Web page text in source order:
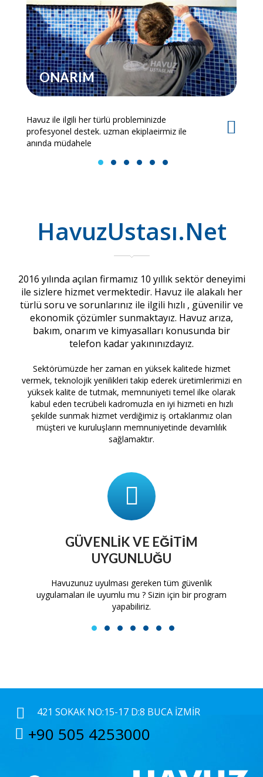
ONARIM
Havuz ile ilgili her türlü probleminizde
profesyonel destek. uzman ekiplaeirmiz ile
anında müdahele
1 2 3 4 5 6
HavuzUstası.Net
2016 yılında açılan firmamız 10 yıllık sektör deneyimi
ile sizlere hizmet vermektedir. Havuz ile alakalı her
türlü soru ve sorunlarınız ile ilgili hızlı , güvenilir ve
ekonomik çözümler sunmaktayız. Havuz arıza,
bakım, onarım ve kimyasalları konusunda bir
telefon kadar yakınınızdayız.
Sektörümüzde her zaman en yüksek kalitede hizmet
vermek, teknolojik yenilikleri takip ederek üretimlerimizi en
yüksek kalite de tutmak, memnuniyeti temel ilke olarak
kabul eden tecrübeli kadromuzla en iyi hizmeti en hızlı
şekilde sunmak hizmet verdiğimiz iş ortaklarımız olan
müşteri ve kuruluşların memnuniyetinde devamlılık
sağlamaktır.
GÜVENLIK VE EĞITIM
UYGUNLUĞU
Havuzunuz uyulması gereken tüm güvenlik
uygulamaları ile uyumlu mu ? Sizin için bir program
yapabiliriz.
1 2 3 4 5 6 7
421 SOKAK NO:15-17 D:8 BUCA İZMIR
+90 505 4253000